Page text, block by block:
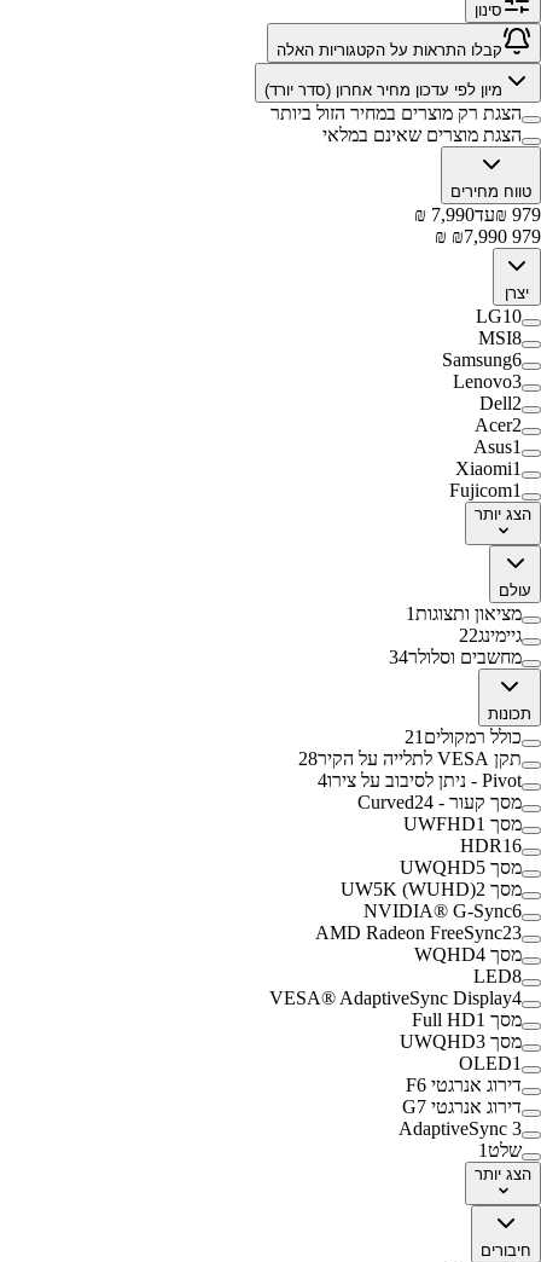
סינון
קבלו התראות על הקטגוריות האלה
מיון לפי עדכון מחיר אחרון (סדר יורד)
הצגת רק מוצרים במחיר הזול ביותר
הצגת מוצרים שאינם במלאי
טווח מחירים
979
₪עד7,990
₪
979
7,990
₪
יצרן
LG10
MSI8
Samsung6
Lenovo3
Dell2
Acer2
Asus1
Xiaomi1
Fujicom1
הצג יותר
עולם
מציאון ותצוגות1
גיימינג22
מחשבים וסלולר34
תכונות
כולל רמקולים 21
תקן VESA לתלייה על הקיר
28
Pivot - ניתן לסיבוב על צירו
4
מסך קעור - Curved 24
מסך UWFHD 1
HDR16
מסך UWQHD 5
מסך UW5K (WUHD) 2
NVIDIA® G-Sync6
AMD Radeon FreeSync23
מסך WQHD 4
LED8
VESA® AdaptiveSync Display4
מסך Full HD 1
מסך UWQHD 3
OLED1
דירוג אנרגטי F 6
דירוג אנרגטי G 7
AdaptiveSync 3
שלט1
הצג יותר
חיבורים